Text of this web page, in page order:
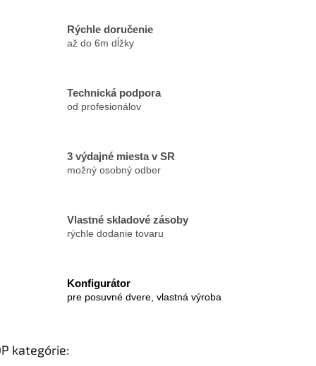
ý
p
Rýchle doručenie
až do 6m dĺžky
Technická podpora
od profesionálov
3 výdajné miesta v SR
možný osobný odber
Vlastné skladové zásoby
rýchle dodanie tovaru
Konfigurátor
pre posuvné dvere, vlastná výroba
kategórie: